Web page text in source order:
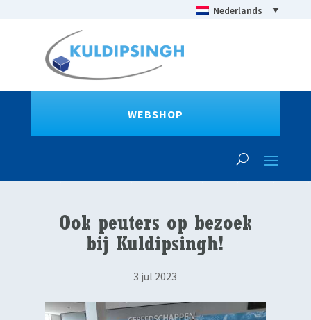
Nederlands
WEBSHOP
Ook peuters op bezoek
bij Kuldipsingh!
3 jul 2023